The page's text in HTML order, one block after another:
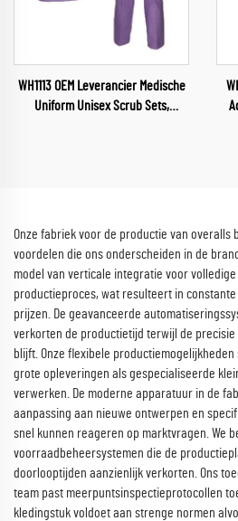
WH1113 OEM Leverancier Medische
Uniform Unisex Scrub Sets,
Onze fabriek voor de productie van overalls
voordelen die ons onderscheiden in de
model van verticale integratie voor
productieproces, wat resulteert in
prijzen. De geavanceerde
verkorten de productietijd terwijl de
blijft. Onze flexibele productiemogelijkheden
grote opleveringen als gespecialiseerde
verwerken. De moderne apparatuur in de
aanpassing aan nieuwe ontwerpen en
snel kunnen reageren op marktvragen. We
voorraadbeheersystemen die de
doorlooptijden aanzienlijk verkorten. Ons
team past meerpuntsinspectieprotocollen
kledingstuk voldoet aan strenge normen